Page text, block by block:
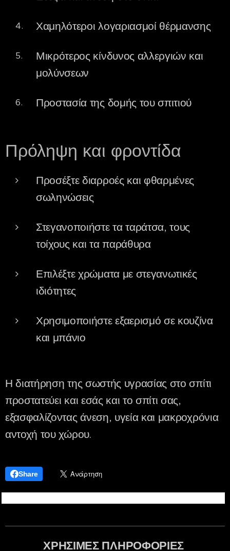
Χαμηλότεροι λογαριασμοί θέρμανσης
Μικρότερος κίνδυνος αλλεργιών και
μολύνσεων
Προστασία της δομής του σπιτιού
Πρόληψη και φροντίδα
Προσέξτε διαρροές και φθαρμένες
σωληνώσεις
Στεγανοποιήστε τα ταράτσα, τους
τοίχους και τα παράθυρα
Επιλέξτε χρώματα με στεγανωτικές
ιδιότητες
Χρησιμοποιήστε εξαερισμό σε κουζίνα
και μπάνιο
Η διατήρηση της σωστής υγρασίας στο σπίτι
προστατεύει και εσάς και το σπίτι σας,
εξασφαλίζοντας άνεση, υγεία και μακροχρόνια
αντοχή του χώρου.
Share
ΧΡΗΣΙΜΕΣ ΠΛΗΡΟΦΟΡΙΕΣ